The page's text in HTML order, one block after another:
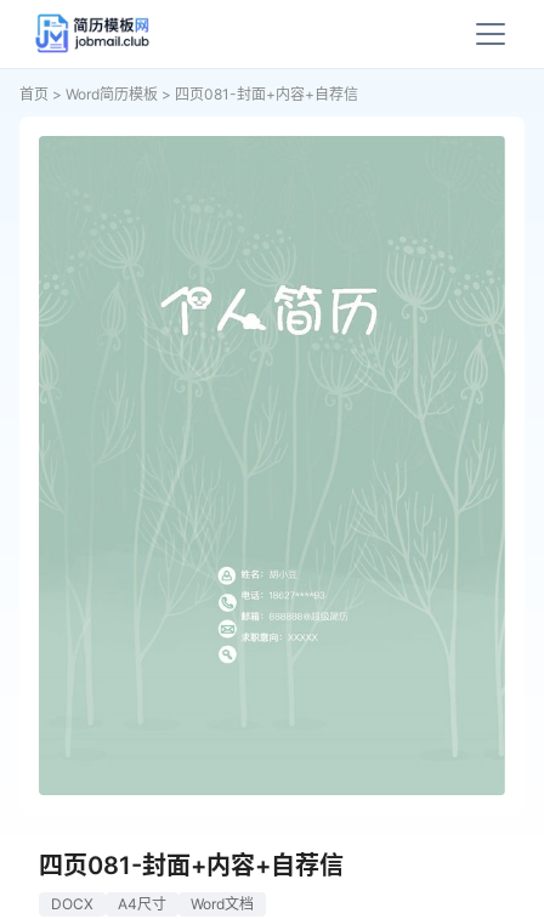
首页 > Word简历模板 > 四页081-封面+内容+自荐信
四页081-封面+内容+自荐信
DOCX A4尺寸 Word文档